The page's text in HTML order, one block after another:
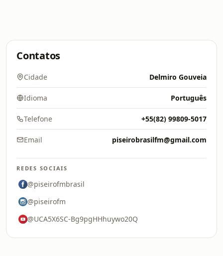
Contatos
Cidade Delmiro Gouveia
Idioma Português
Telefone +55(82) 99809-5017
Email piseirobrasilfm@gmail.com
REDES SOCIAIS
@piseirofmbrasil
@piseirofm
@UCA5X6SC-Bg9pgHHhuywo20Q